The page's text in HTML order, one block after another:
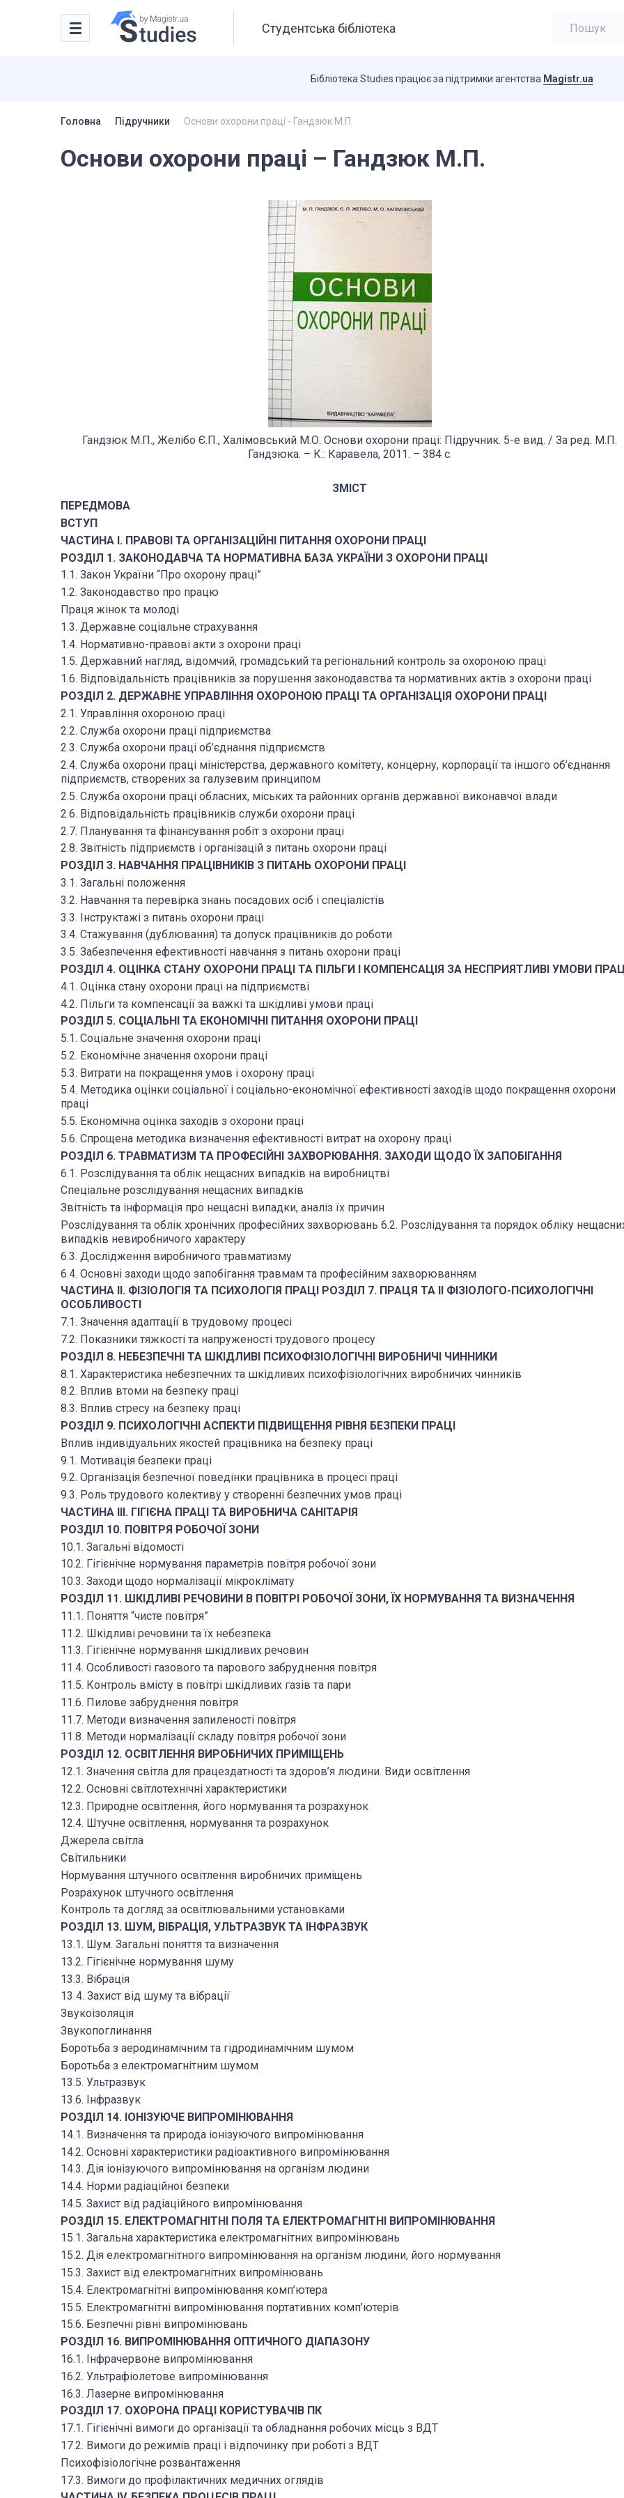
Студентська бібліотека
Бібліотека Studies працює за підтримки агентства Magistr.ua
Головна Підручники Основи охорони праці - Гандзюк М.П.
Основи охорони праці – Гандзюк М.П.
Гандзюк М.П., Желібо Є.П., Халімовський М.О. Основи охорони праці: Підручник. 5-е вид. / За ред. М.П.
Гандзюка. – К.: Каравела, 2011. – 384 с.
ЗМІСТ
ПЕРЕДМОВА
ВСТУП
ЧАСТИНА І. ПРАВОВІ ТА ОРГАНІЗАЦІЙНІ ПИТАННЯ ОХОРОНИ ПРАЦІ
РОЗДІЛ 1. ЗАКОНОДАВЧА ТА НОРМАТИВНА БАЗА УКРАЇНИ З ОХОРОНИ ПРАЦІ
1.1. Закон України “Про охорону праці”
1.2. Законодавство про працю
Праця жінок та молоді
1.3. Державне соціальне страхування
1.4. Нормативно-правові акти з охорони праці
1.5. Державний нагляд, відомчий, громадський та регіональний контроль за охороною праці
1.6. Відповідальність працівників за порушення законодавства та нормативних актів з охорони праці
РОЗДІЛ 2. ДЕРЖАВНЕ УПРАВЛІННЯ ОХОРОНОЮ ПРАЦІ ТА ОРГАНІЗАЦІЯ ОХОРОНИ ПРАЦІ
2.1. Управління охороною праці
2.2. Служба охорони праці підприємства
2.3. Служба охорони праці об’єднання підприємств
2.4. Служба охорони праці міністерства, державного комітету, концерну, корпорації та іншого об’єднання
підприємств, створених за галузевим принципом
2.5. Служба охорони праці обласних, міських та районних органів державної виконавчої влади
2.6. Відповідальність працівників служби охорони праці
2.7. Планування та фінансування робіт з охорони праці
2.8. Звітність підприємств і організацій з питань охорони праці
РОЗДІЛ 3. НАВЧАННЯ ПРАЦІВНИКІВ З ПИТАНЬ ОХОРОНИ ПРАЦІ
3.1. Загальні положення
3.2. Навчання та перевірка знань посадових осіб і спеціалістів
3.3. Інструктажі з питань охорони праці
3.4. Стажування (дублювання) та допуск працівників до роботи
3.5. Забезпечення ефективності навчання з питань охорони праці
РОЗДІЛ 4. ОЦІНКА СТАНУ ОХОРОНИ ПРАЦІ ТА ПІЛЬГИ І КОМПЕНСАЦІЯ ЗА НЕСПРИЯТЛИВІ УМОВИ
4.1. Оцінка стану охорони праці на підприємстві
4.2. Пільги та компенсації за важкі та шкідливі умови праці
РОЗДІЛ 5. СОЦІАЛЬНІ ТА ЕКОНОМІЧНІ ПИТАННЯ ОХОРОНИ ПРАЦІ
5.1. Соціальне значення охорони праці
5.2. Економічне значення охорони праці
5.3. Витрати на покращення умов і охорону праці
5.4. Методика оцінки соціальної і соціально-економічної ефективності заходів щодо покращення охорони
праці
5.5. Економічна оцінка заходів з охорони праці
5.6. Спрощена методика визначення ефективності витрат на охорону праці
РОЗДІЛ 6. ТРАВМАТИЗМ ТА ПРОФЕСІЙНІ ЗАХВОРЮВАННЯ. ЗАХОДИ ЩОДО ЇХ ЗАПОБІГАННЯ
6.1. Розслідування та облік нещасних випадків на виробництві
Спеціальне розслідування нещасних випадків
Звітність та інформація про нещасні випадки, аналіз їх причин
Розслідування та облік хронічних професійних захворювань 6.2. Розслідування та порядок обліку
випадків невиробничого характеру
6.3. Дослідження виробничого травматизму
6.4. Основні заходи щодо запобігання травмам та професійним захворюванням
ЧАСТИНА II. ФІЗІОЛОГІЯ ТА ПСИХОЛОГІЯ ПРАЦІ
РОЗДІЛ 7. ПРАЦЯ ТА II ФІЗІОЛОГО-ПСИХОЛОГІЧНІ
ОСОБЛИВОСТІ
7.1. Значення адаптації в трудовому процесі
7.2. Показники тяжкості та напруженості трудового процесу
РОЗДІЛ 8. НЕБЕЗПЕЧНІ ТА ШКІДЛИВІ ПСИХОФІЗІОЛОГІЧНІ ВИРОБНИЧІ ЧИННИКИ
8.1. Характеристика небезпечних та шкідливих психофізіологічних виробничих чинників
8.2. Вплив втоми на безпеку праці
8.3. Вплив стресу на безпеку праці
РОЗДІЛ 9. ПСИХОЛОГІЧНІ АСПЕКТИ ПІДВИЩЕННЯ РІВНЯ БЕЗПЕКИ ПРАЦІ
Вплив індивідуальних якостей працівника на безпеку праці
9.1. Мотивація безпеки праці
9.2. Організація безпечної поведінки працівника в процесі праці
9.3. Роль трудового колективу у створенні безпечних умов праці
ЧАСТИНА III. ГІГІЄНА ПРАЦІ ТА ВИРОБНИЧА САНІТАРІЯ
РОЗДІЛ 10. ПОВІТРЯ РОБОЧОЇ ЗОНИ
10.1. Загальні відомості
10.2. Гігієнічне нормування параметрів повітря робочої зони
10.3. Заходи щодо нормалізації мікроклімату
РОЗДІЛ 11. ШКІДЛИВІ РЕЧОВИНИ В ПОВІТРІ РОБОЧОЇ ЗОНИ, ЇХ НОРМУВАННЯ ТА ВИЗНАЧЕННЯ
11.1. Поняття “чисте повітря”
11.2. Шкідливі речовини та їх небезпека
11.3. Гігієнічне нормування шкідливих речовин
11.4. Особливості газового та парового забруднення повітря
11.5. Контроль вмісту в повітрі шкідливих газів та пари
11.6. Пилове забруднення повітря
11.7. Методи визначення запиленості повітря
11.8. Методи нормалізації складу повітря робочої зони
РОЗДІЛ 12. ОСВІТЛЕННЯ ВИРОБНИЧИХ ПРИМІЩЕНЬ
12.1. Значення світла для працездатності та здоров’я людини. Види освітлення
12.2. Основні світлотехнічні характеристики
12.3. Природне освітлення, його нормування та розрахунок
12.4. Штучне освітлення, нормування та розрахунок
Джерела світла
Світильники
Нормування штучного освітлення виробничих приміщень
Розрахунок штучного освітлення
Контроль та догляд за освітлювальними установками
РОЗДІЛ 13. ШУМ, ВІБРАЦІЯ, УЛЬТРАЗВУК ТА ІНФРАЗВУК
13.1. Шум. Загальні поняття та визначення
13.2. Гігієнічне нормування шуму
13.3. Вібрація
13 4. Захист від шуму та вібрації
Звукоізоляція
Звукопоглинання
Боротьба з аеродинамічним та гідродинамічним шумом
Боротьба з електромагнітним шумом
13.5. Ультразвук
13.6. Інфразвук
РОЗДІЛ 14. ІОНІЗУЮЧЕ ВИПРОМІНЮВАННЯ
14.1. Визначення та природа іонізуючого випромінювання
14.2. Основні характеристики радіоактивного випромінювання
14.3. Дія іонізуючого випромінювання на організм людини
14.4. Норми радіаційної безпеки
14.5. Захист від радіаційного випромінювання
РОЗДІЛ 15. ЕЛЕКТРОМАГНІТНІ ПОЛЯ ТА ЕЛЕКТРОМАГНІТНІ ВИПРОМІНЮВАННЯ
15.1. Загальна характеристика електромагнітних випромінювань
15.2. Дія електромагнітного випромінювання на організм людини, його нормування
15.3. Захист від електромагнітних випромінювань
15.4. Електромагнітні випромінювання комп’ютера
15.5. Електромагнітні випромінювання портативних комп’ютерів
15.6. Безпечні рівні випромінювань
РОЗДІЛ 16. ВИПРОМІНЮВАННЯ ОПТИЧНОГО ДІАПАЗОНУ
16.1. Інфрачервоне випромінювання
16.2. Ультрафіолетове випромінювання
16.3. Лазерне випромінювання
РОЗДІЛ 17. ОХОРОНА ПРАЦІ КОРИСТУВАЧІВ ПК
17.1. Гігієнічні вимоги до організації та обладнання робочих місць з ВДТ
17.2. Вимоги до режимів праці і відпочинку при роботі з ВДТ
Психофізіологічне розвантаження
17.3. Вимоги до профілактичних медичних оглядів